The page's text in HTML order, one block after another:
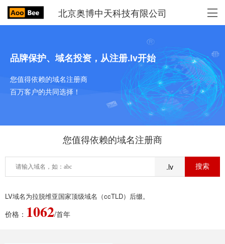
北京奥博中天科技有限公司
品牌保护、域名投资，从注册.lv开始
您值得依赖的域名注册商
百万客户的共同选择！
您值得依赖的域名注册商
.lv
LV域名为拉脱维亚国家顶级域名（ccTLD）后缀。
价格： 1062/首年